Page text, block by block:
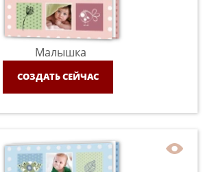
Малышка
СОЗДАТЬ СЕЙЧАС